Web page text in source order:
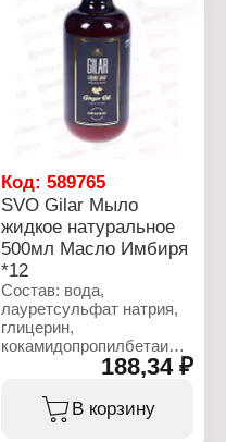
Характеристики:
Бренд: Gilar
Тип товара: Мыло
Особенность:
натуральное
Название: Женьшень
Объем: 500 мл
Код:589765
SVO Gilar Мыло
жидкое натуральное
500мл Масло Имбиря
*12
Состав: вода,
лауретсульфат натрия,
глицерин,
кокамидопропилбетаин,
хлорид натрия, кокамид
кокоглюкозид,
глицерилолеат, отдушка,
188,34 ₽
В корзину